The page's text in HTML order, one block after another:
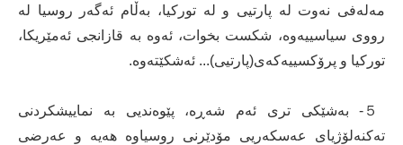
مەلەفی نەوت لە پارتیی و لە تورکیا، بەڵام ئەگەر روسیا لە
رووی سیاسییەوە، شکست بخوات، ئەوە بە قازانجی ئەمێریکا،
تورکیا و پرۆکسییەکەی(پارتیی)... ئەشکێتەوە.
５- بەشێکی تری ئەم شەڕە، پێوەندیی بە نماییشکردنی
تەکنەلۆژیای عەسکەریی مۆدێرنی روسیاوە هەیە و عەرضی